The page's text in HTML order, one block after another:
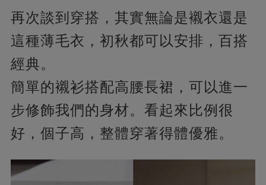
再次談到穿搭，其實無論是襯衣還是
這種薄毛衣，初秋都可以安排，百搭
經典。
簡單的襯衫搭配高腰長裙，可以進一
步修飾我們的身材。看起來比例很
好，個子高，整體穿著得體優雅。